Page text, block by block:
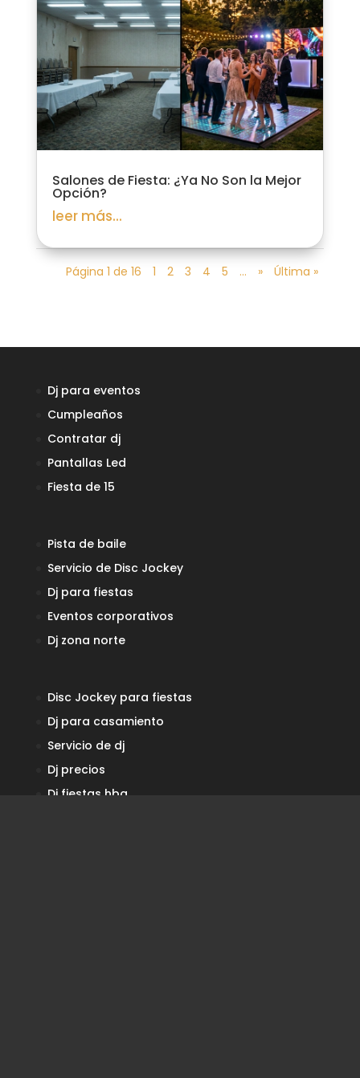
Salones de Fiesta: ¿Ya No Son la Mejor
Opción?
leer más...
Página 1 de 16 1 2 3 4 5 ... » Última »
Dj para eventos
Cumpleaños
Contratar dj
Pantallas Led
Fiesta de 15
Pista de baile
Servicio de Disc Jockey
Dj para fiestas
Eventos corporativos
Dj zona norte
Disc Jockey para fiestas
Dj para casamiento
Servicio de dj
Dj precios
Dj fiestas hba_